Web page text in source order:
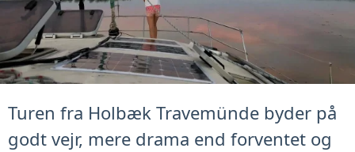
Turen fra Holbæk Travemünde byder på
godt vejr, mere drama end forventet og